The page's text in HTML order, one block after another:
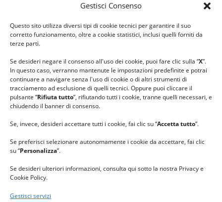
Gestisci Consenso
Questo sito utilizza diversi tipi di cookie tecnici per garantire il suo
corretto funzionamento, oltre a cookie statistici, inclusi quelli forniti da
terze parti.
Se desideri negare il consenso all'uso dei cookie, puoi fare clic sulla “X”.
In questo caso, verranno mantenute le impostazioni predefinite e potrai
continuare a navigare senza l'uso di cookie o di altri strumenti di
tracciamento ad esclusione di quelli tecnici. Oppure puoi cliccare il
pulsante “Rifiuta tutto”, rifiutando tutti i cookie, tranne quelli necessari, e
chiudendo il banner di consenso.
Se, invece, desideri accettare tutti i cookie, fai clic su “Accetta tutto”.
Se preferisci selezionare autonomamente i cookie da accettare, fai clic
su “Personalizza”.
Se desideri ulteriori informazioni, consulta qui sotto la nostra Privacy e
Cookie Policy.
Gestisci servizi
#lanaterapia
#ilcaloredellempatia